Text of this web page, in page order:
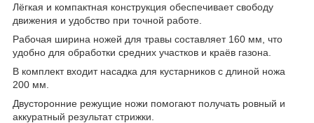
Лёгкая и компактная конструкция обеспечивает свободу
движения и удобство при точной работе.
Рабочая ширина ножей для травы составляет 160 мм, что
удобно для обработки средних участков и краёв газона.
В комплект входит насадка для кустарников с длиной ножа
200 мм.
Двусторонние режущие ножи помогают получать ровный и
аккуратный результат стрижки.